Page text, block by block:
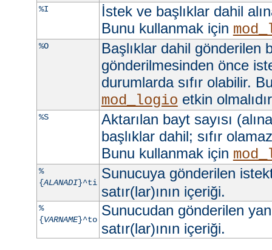
%I
İstek ve başlıklar dahil
Bunu kullanmak için
%O
Başlıklar dahil gönderilen
gönderilmesinden önce
durumlarda sıfır olabilir.
mod_logio etkin
%S
Aktarılan bayt sayısı
başlıklar dahil; sıfır
Bunu kullanmak için
%
{ALANADI}^ti
Sunucuya gönderilen
satır(lar)ının içeriği.
%
{VARNAME}^to
Sunucudan gönderilen
satır(lar)ının içeriği.